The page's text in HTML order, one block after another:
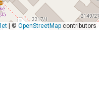
| © OpenStreetMapcontributors